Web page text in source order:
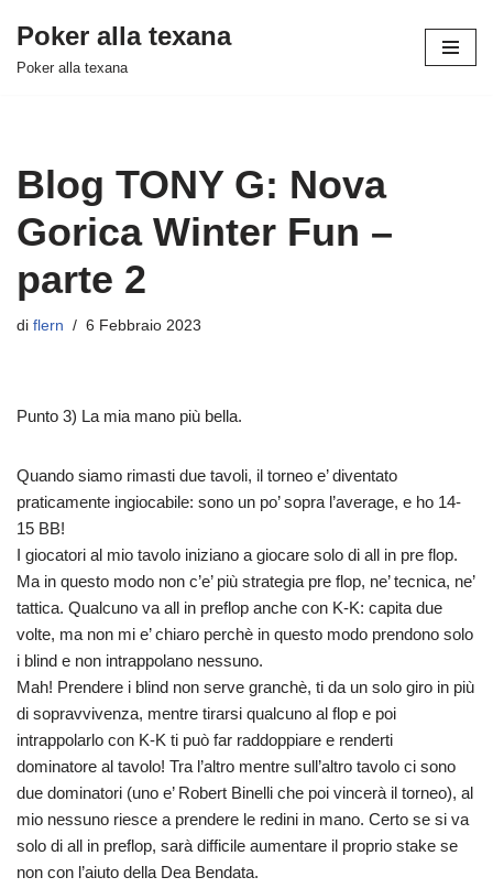
Vai
Poker alla texana
Poker alla texana
Blog TONY G: Nova
Gorica Winter Fun –
parte 2
di flern 6 Febbraio 2023
Punto 3) La mia mano più bella.
Quando siamo rimasti due tavoli, il torneo e’ diventato
praticamente ingiocabile: sono un po’ sopra l’average, e ho 14-
15 BB!
I giocatori al mio tavolo iniziano a giocare solo di all in pre flop.
Ma in questo modo non c’e’ più strategia pre flop, ne’ tecnica, ne’
tattica. Qualcuno va all in preflop anche con K-K: capita due
volte, ma non mi e’ chiaro perchè in questo modo prendono solo
i blind e non intrappolano nessuno.
Mah! Prendere i blind non serve granchè, ti da un solo giro in più
di sopravvivenza, mentre tirarsi qualcuno al flop e poi
intrappolarlo con K-K ti può far raddoppiare e renderti
dominatore al tavolo! Tra l’altro mentre sull’altro tavolo ci sono
due dominatori (uno e’ Robert Binelli che poi vincerà il torneo), al
mio nessuno riesce a prendere le redini in mano. Certo se si va
solo di all in preflop, sarà difficile aumentare il proprio stake se
non con l’aiuto della Dea Bendata.